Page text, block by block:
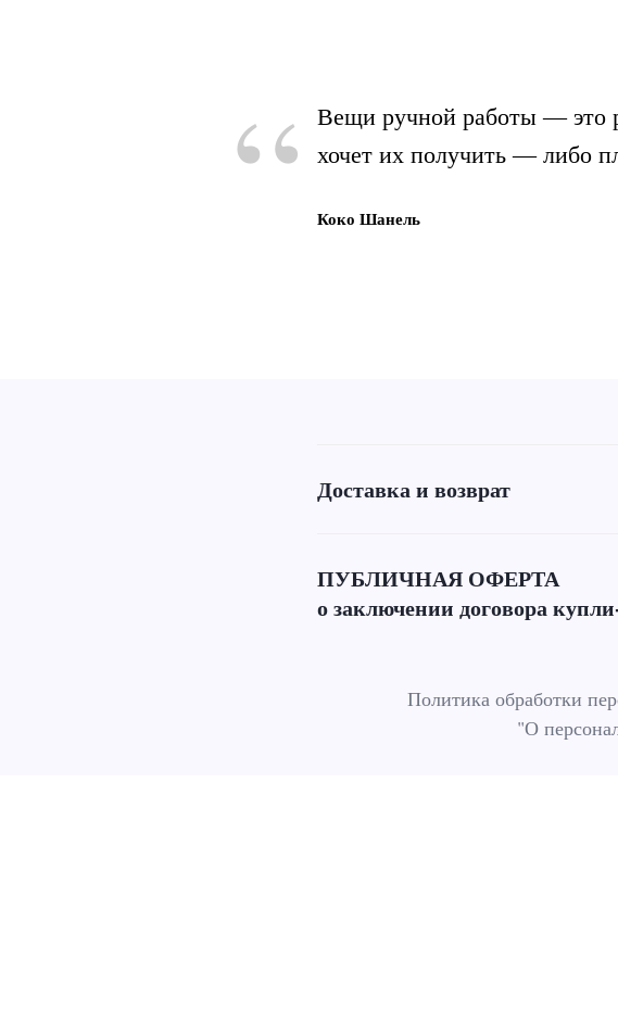
“
Вещи ручной работы — это
хочет их получить — либо
Коко Шанель
Доставка и возврат
ПУБЛИЧНАЯ ОФЕРТА
о заключении договора
Политика обработки
"О